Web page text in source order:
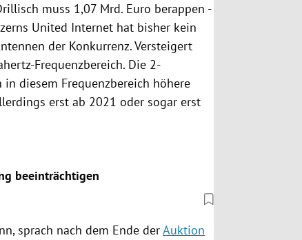
muss 1,07 Mrd. Euro berappen -
United Internet hat bisher kein
der Konkurrenz. Versteigert
Frequenzbereich. Die 2-
diesem Frequenzbereich höhere
erst ab 2021 oder sogar erst
beeinträchtigen
, sprach nach dem Ende derAuktion